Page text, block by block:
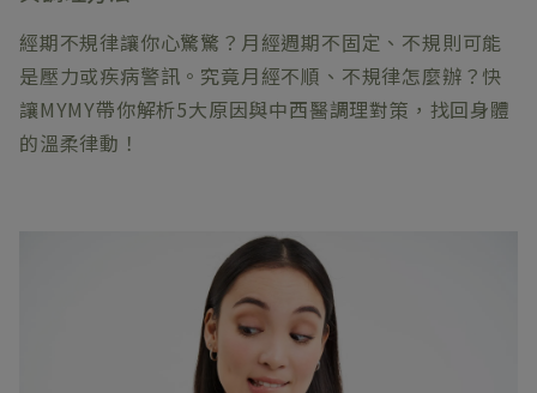
經期不規律讓你心驚驚？月經週期不固定、不規則可能
是壓力或疾病警訊。究竟月經不順、不規律怎麼辦？快
讓MYMY帶你解析5大原因與中西醫調理對策，找回身體
的溫柔律動！